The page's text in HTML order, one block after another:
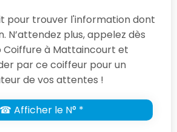
pour trouver l'information dont
N’attendez plus, appelez dès
Coiffure à Mattaincourt et
par ce coiffeur pour un
de vos attentes !
☎ Afficher le N° *